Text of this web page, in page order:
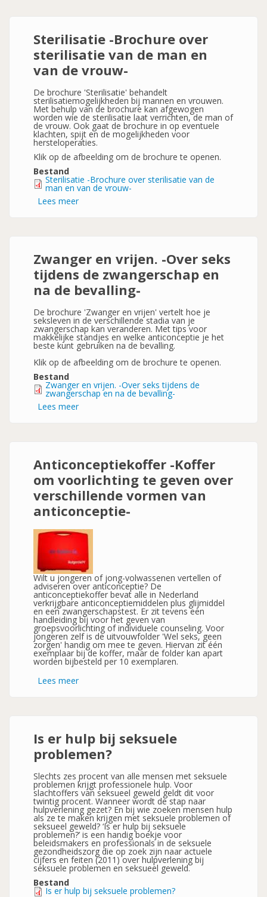
Sterilisatie -Brochure over
sterilisatie van de man en
van de vrouw-
De brochure 'Sterilisatie' behandelt
sterilisatiemogelijkheden bij mannen en vrouwen.
Met behulp van de brochure kan afgewogen
worden wie de sterilisatie laat verrichten, de man of
de vrouw. Ook gaat de brochure in op eventuele
klachten, spijt en de mogelijkheden voor
hersteloperaties.
Klik op de afbeelding om de brochure te openen.
Bestand
Sterilisatie -Brochure over sterilisatie van de
man en van de vrouw-
Lees meerover
de
man
en
de
Zwanger en vrijen. -Over seks
tijdens de zwangerschap en
na de bevalling-
De brochure 'Zwanger en vrijen' vertelt hoe je
seksleven in de verschillende stadia van je
zwangerschap kan veranderen. Met tips voor
makkelijke standjes en welke anticonceptie je het
beste kunt gebruiken na de bevalling.
Klik op de afbeelding om de brochure te openen.
Bestand
Zwanger en vrijen. -Over seks tijdens de
zwangerschap en na de bevalling-
Lees meerover
tijdens
de
zwangerschap
en
na
de
bevalling-
Anticonceptiekoffer -Koffer
om voorlichting te geven over
verschillende vormen van
anticonceptie-
Wilt u jongeren of jong-volwassenen vertellen of
adviseren over anticonceptie? De
anticonceptiekoffer bevat alle in Nederland
verkrijgbare anticonceptiemiddelen plus glijmiddel
en een zwangerschapstest. Er zit tevens een
handleiding bij voor het geven van
groepsvoorlichting of individuele counseling. Voor
jongeren zelf is de uitvouwfolder 'Wel seks, geen
zorgen' handig om mee te geven. Hiervan zit één
exemplaar bij de koffer, maar de folder kan apart
worden bijbesteld per 10 exemplaren.
Lees meerover
geven
over
verschillende
van
anticonceptie-
Is er hulp bij seksuele
problemen?
Slechts zes procent van alle mensen met seksuele
problemen krijgt professionele hulp. Voor
slachtoffers van seksueel geweld geldt dit voor
twintig procent. Wanneer wordt de stap naar
hulpverlening gezet? En bij wie zoeken mensen hulp
als ze te maken krijgen met seksuele problemen of
seksueel geweld? ‘Is er hulp bij seksuele
problemen?’ is een handig boekje voor
beleidsmakers en professionals in de seksuele
gezondheidszorg die op zoek zijn naar actuele
cijfers en feiten (2011) over hulpverlening bij
seksuele problemen en seksueel geweld.
Bestand
Is er hulp bij seksuele problemen?